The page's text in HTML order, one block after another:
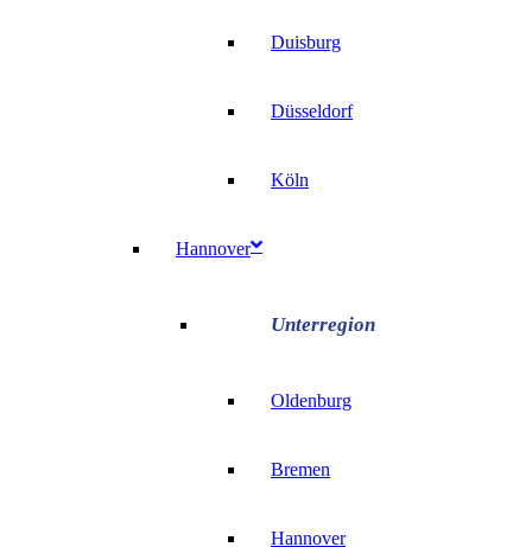
Duisburg
Düsseldorf
Köln
Hannover
Oldenburg
Bremen
Hannover